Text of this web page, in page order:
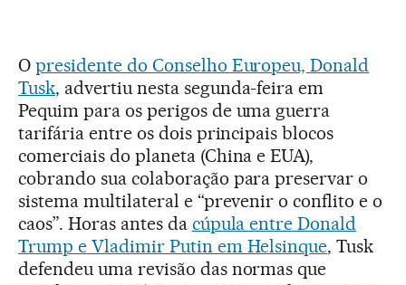
O presidente do Conselho Europeu, Donald
Tusk, advertiu nesta segunda-feira em
Pequim para os perigos de uma guerra
tarifária entre os dois principais blocos
comerciais do planeta (China e EUA),
cobrando sua colaboração para preservar o
sistema multilateral e “prevenir o conflito e o
caos”. Horas antes da cúpula entre Donald
Trump e Vladimir Putin em Helsinque, Tusk
defendeu uma revisão das normas que